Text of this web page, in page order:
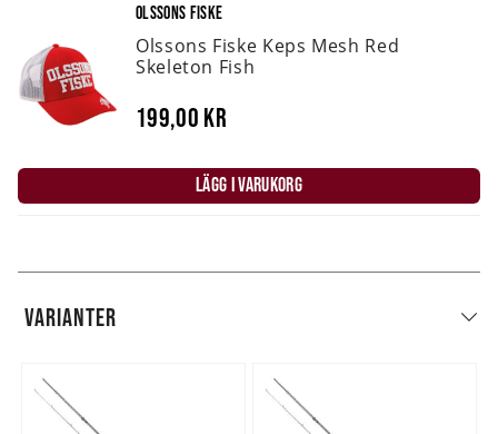
OLSSONS FISKE
Olssons Fiske Keps Mesh Red
Skeleton Fish
199,00 kr
LÄGG I VARUKORG
VARIANTER